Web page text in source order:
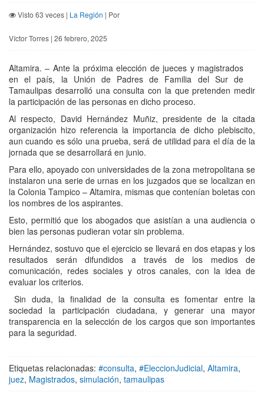
Visto 63 veces | La Región | Por
Víctor Torres | 26 febrero, 2025
Altamira. – Ante la próxima elección de jueces y magistrados
en el país, la Unión de Padres de Familia del Sur de
Tamaulipas desarrolló una consulta con la que pretenden medir
la participación de las personas en dicho proceso.
Al respecto, David Hernández Muñiz, presidente de la citada
organización hizo referencia la importancia de dicho plebiscito,
aun cuando es sólo una prueba, será de utilidad para el día de la
jornada que se desarrollará en junio.
Para ello, apoyado con universidades de la zona metropolitana se
instalaron una serie de urnas en los juzgados que se localizan en
la Colonia Tampico – Altamira, mismas que contenían boletas con
los nombres de los aspirantes.
Esto, permitió que los abogados que asistían a una audiencia o
bien las personas pudieran votar sin problema.
Hernández, sostuvo que el ejercicio se llevará en dos etapas y los
resultados serán difundidos a través de los medios de
comunicación, redes sociales y otros canales, con la idea de
evaluar los criterios.
Sin duda, la finalidad de la consulta es fomentar entre la
sociedad la participación ciudadana, y generar una mayor
transparencia en la selección de los cargos que son importantes
para la seguridad.
Etiquetas relacionadas: #consulta, #EleccionJudicial, Altamira,
juez, Magistrados, simulación, tamaulipas